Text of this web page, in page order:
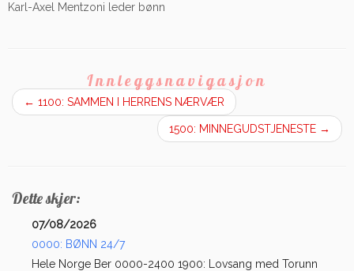
Karl-Axel Mentzoni leder bønn
Innleggsnavigasjon
← 1100: SAMMEN I HERRENS NÆRVÆR
1500: MINNEGUDSTJENESTE →
Dette skjer:
07/08/2026
0000: BØNN 24/7
Hele Norge Ber 0000-2400 1900: Lovsang med Torunn